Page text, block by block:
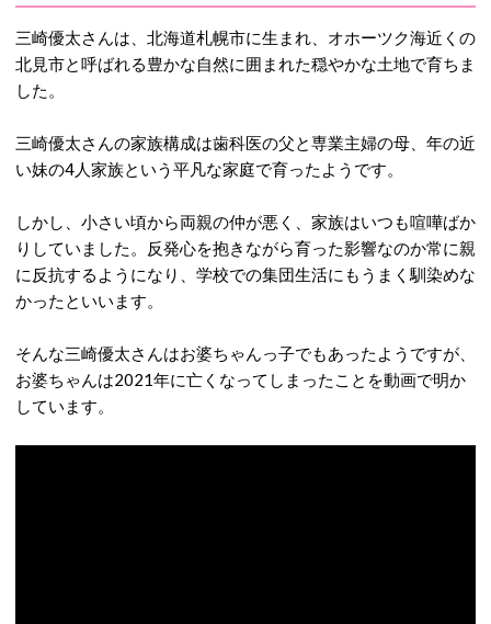
三崎優太さんは、北海道札幌市に生まれ、オホーツク海近くの
北見市と呼ばれる豊かな自然に囲まれた穏やかな土地で育ちま
した。
三崎優太さんの家族構成は歯科医の父と専業主婦の母、年の近
い妹の4人家族という平凡な家庭で育ったようです。
しかし、小さい頃から両親の仲が悪く、家族はいつも喧嘩ばか
りしていました。反発心を抱きながら育った影響なのか常に親
に反抗するようになり、学校での集団生活にもうまく馴染めな
かったといいます。
そんな三崎優太さんはお婆ちゃんっ子でもあったようですが、
お婆ちゃんは2021年に亡くなってしまったことを動画で明か
しています。